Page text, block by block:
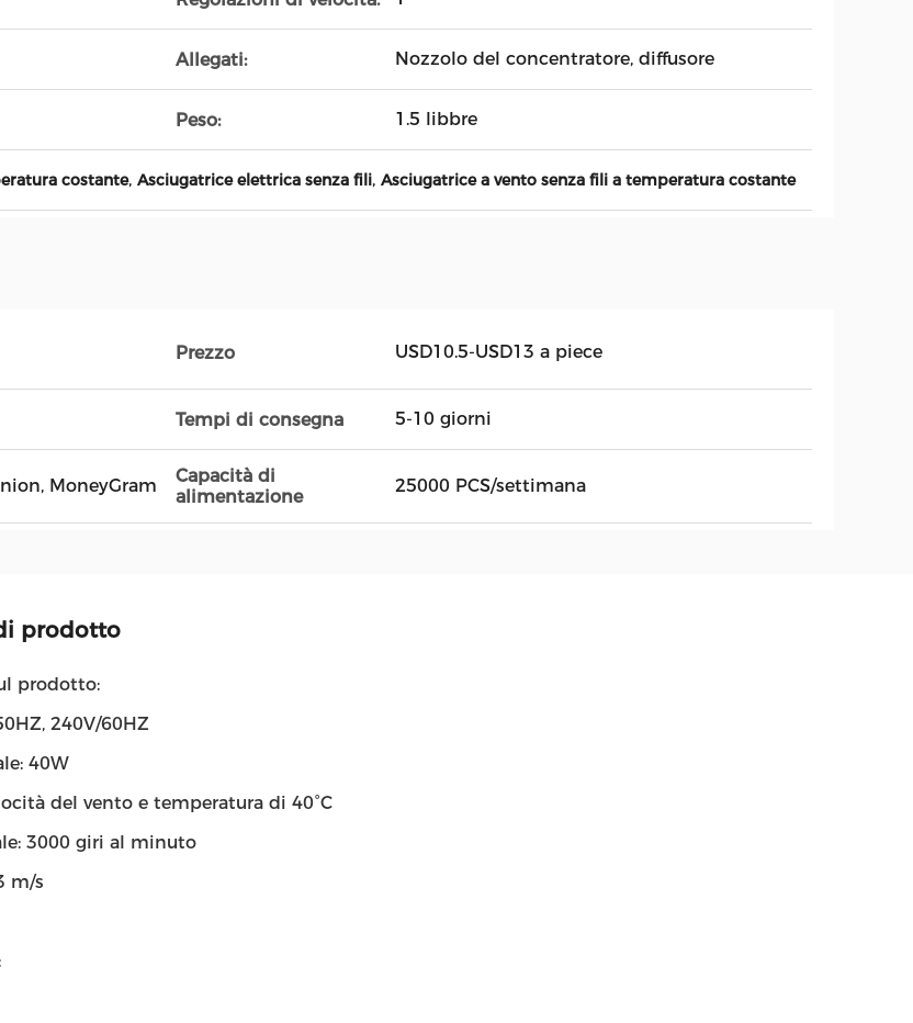
Allegati: Nozzolo del concentratore, diffusore
Peso: 1.5 libbre
costante, Asciugatrice elettrica senza fili, Asciugatrice a vento senza fili a temperatura costante
Prezzo USD10.5-USD13 a piece
Tempi di consegna 5-10 giorni
MoneyGram
Capacità di
alimentazione
25000 PCS/settimana
prodotto
prodotto:
240V/60HZ
40W
del vento e temperatura di 40°C
3000 giri al minuto
m/s